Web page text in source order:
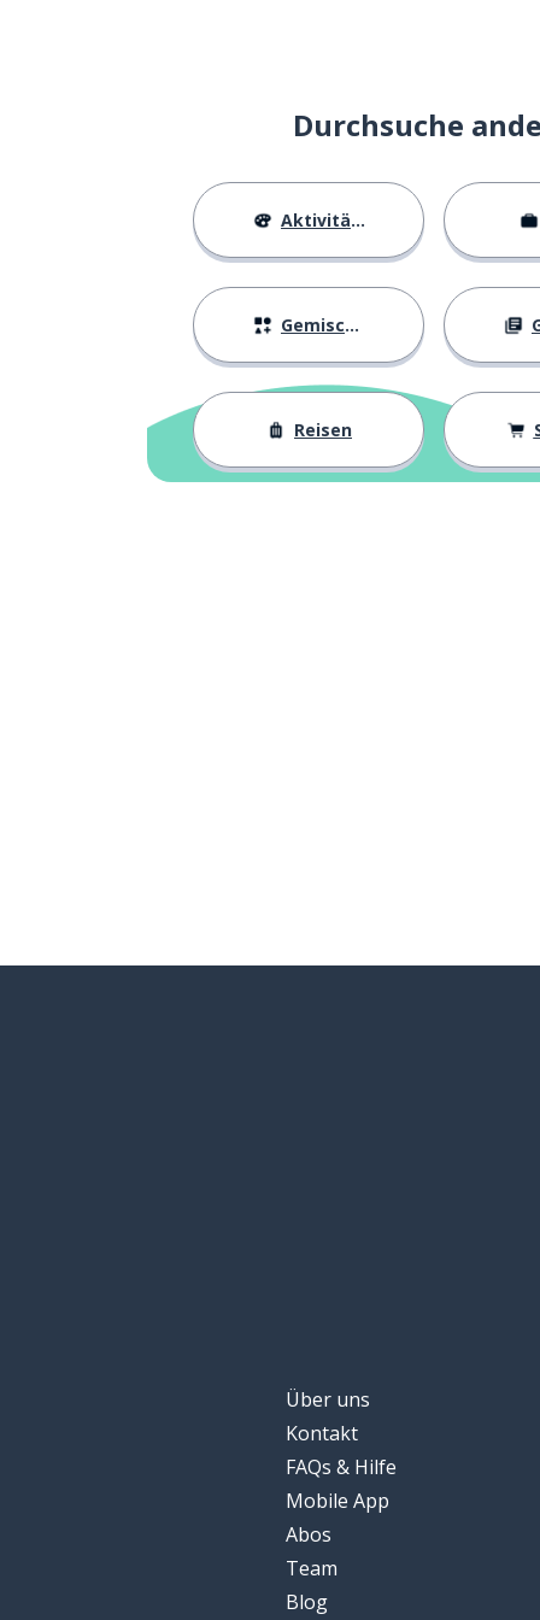
un formateur; une formatrice ein Ausbilder;
la protection civile der
un traumatisme ein Trauma
un coup ein Schlag
beruhigen;
Durchsuche
Aktivitäten
Gemischtes
Reisen
Über uns
Kontakt
FAQs & Hilfe
Mobile App
Abos
Team
Blog